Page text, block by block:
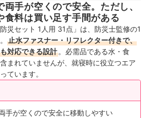
両手が空くので安全。ただし、
食料は買い足す手間がある
災セット 1人用 31点」は、防災士監修の1
止水ファスナー・リフレクター付きで、
対応できる設計 。必需品である水・食
まれていませんが、就寝時に役立つエア
ています。
手が空くので安全に移動しやすい